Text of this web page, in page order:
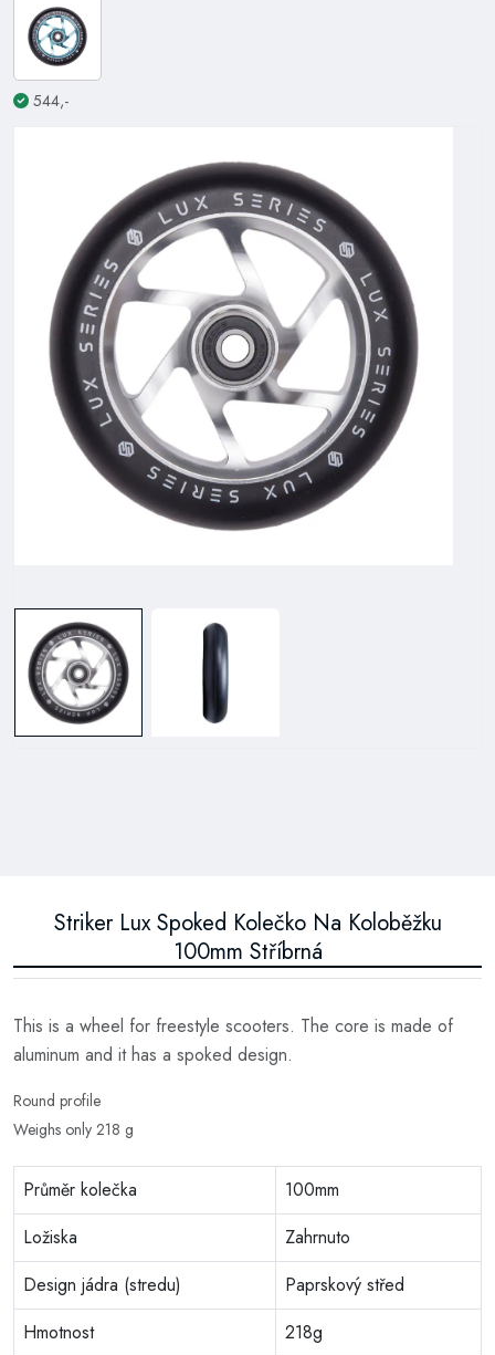
544,-
Striker Lux Spoked Kolečko Na Koloběžku
100mm Stříbrná
This is a wheel for freestyle scooters. The core is made of
aluminum and it has a spoked design.
Round profile
Weighs only 218 g
Průměr kolečka
100mm
Ložiska
Zahrnuto
Design jádra (stredu)
Paprskový střed
Hmotnost
218g